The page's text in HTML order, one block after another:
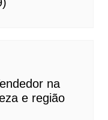
na
e região